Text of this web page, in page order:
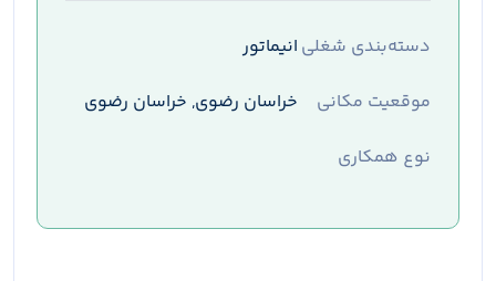
دسته‌بندی شغلی انیماتور
موقعیت مکانی
خراسان رضوی, خراسان رضوی
نوع همکاری